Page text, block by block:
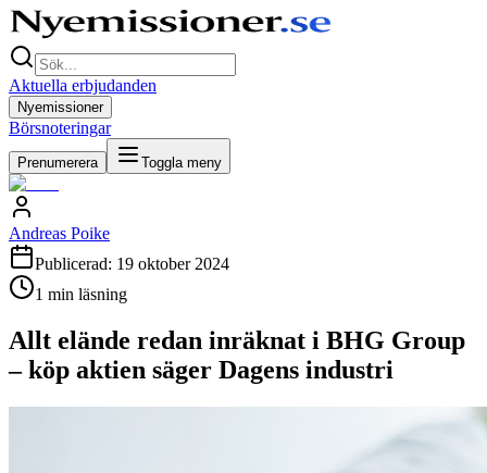
Aktuella erbjudanden
Nyemissioner
Börsnoteringar
Prenumerera Toggla meny
Andreas Poike
Publicerad: 19 oktober 2024
1 min läsning
Allt elände redan inräknat i BHG Group
– köp aktien säger Dagens industri